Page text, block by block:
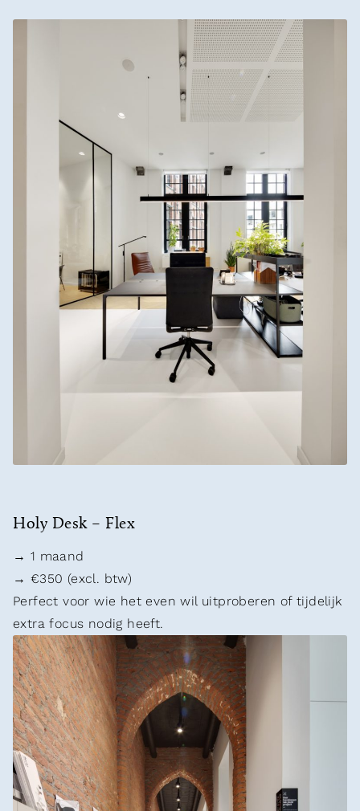
Holy Desk – Flex
→ 1 maand
→ €350 (excl. btw)
Perfect voor wie het even wil uitproberen of tijdelijk
extra focus nodig heeft.